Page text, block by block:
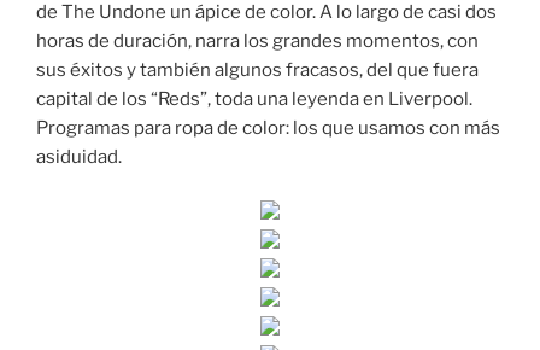
de The Undone un ápice de color. A lo largo de casi dos
horas de duración, narra los grandes momentos, con
sus éxitos y también algunos fracasos, del que fuera
capital de los “Reds”, toda una leyenda en Liverpool.
Programas para ropa de color: los que usamos con más
asiduidad.